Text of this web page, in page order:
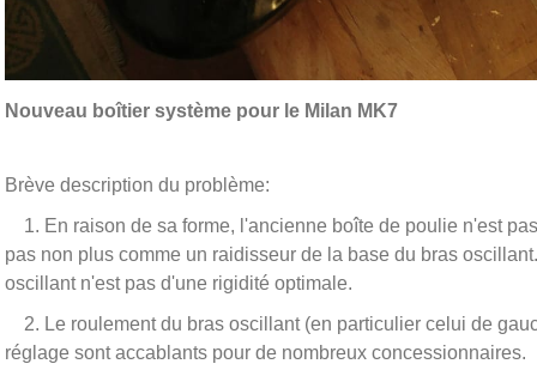
Nouveau boîtier système pour le Milan MK7
Brève description du problème:
1. En raison de sa forme, l'ancienne boîte de poulie n'est
pas non plus comme un raidisseur de la base du bras
oscillant n'est pas d'une rigidité optimale.
2. Le roulement du bras oscillant (en particulier celui de
réglage sont accablants pour de nombreux concessionnaires.